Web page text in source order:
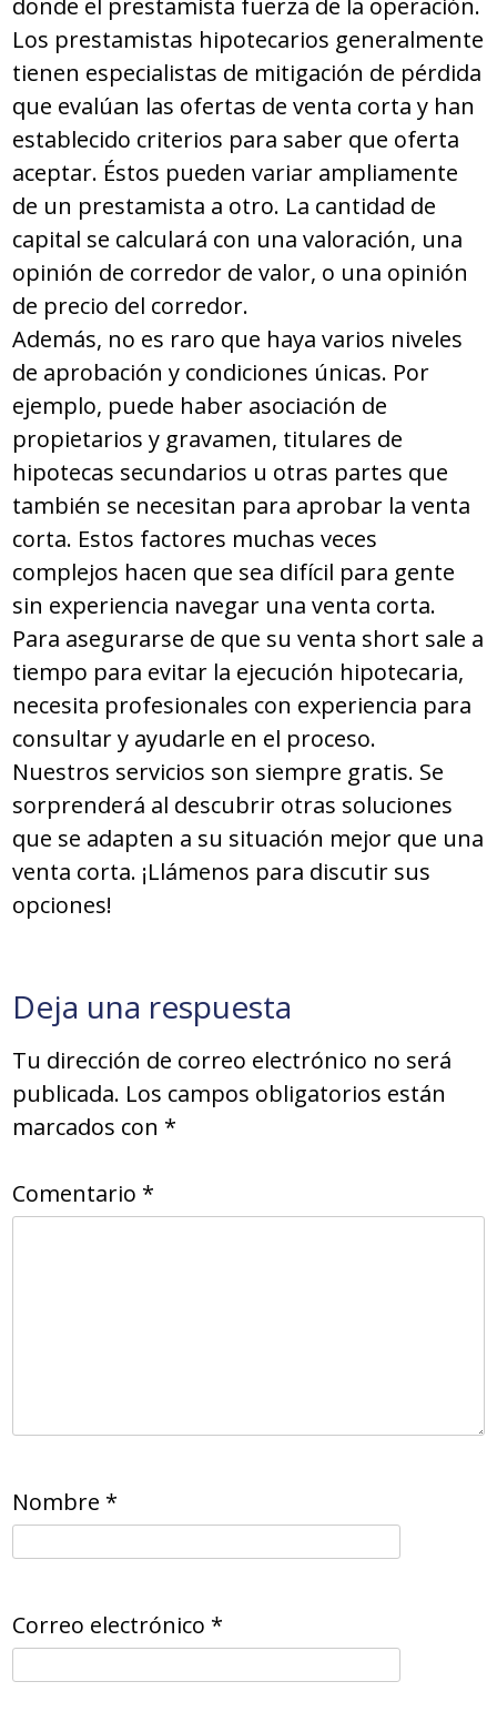
donde el prestamista fuerza de la operación.
Los prestamistas hipotecarios generalmente
tienen especialistas de mitigación de pérdida
que evalúan las ofertas de venta corta y han
establecido criterios para saber que oferta
aceptar. Éstos pueden variar ampliamente
de un prestamista a otro. La cantidad de
capital se calculará con una valoración, una
opinión de corredor de valor, o una opinión
de precio del corredor.
Además, no es raro que haya varios niveles
de aprobación y condiciones únicas. Por
ejemplo, puede haber asociación de
propietarios y gravamen, titulares de
hipotecas secundarios u otras partes que
también se necesitan para aprobar la venta
corta. Estos factores muchas veces
complejos hacen que sea difícil para gente
sin experiencia navegar una venta corta.
Para asegurarse de que su venta short sale a
tiempo para evitar la ejecución hipotecaria,
necesita profesionales con experiencia para
consultar y ayudarle en el proceso.
Nuestros servicios son siempre gratis. Se
sorprenderá al descubrir otras soluciones
que se adapten a su situación mejor que una
venta corta. ¡Llámenos para discutir sus
opciones!
Deja una respuesta
Tu dirección de correo electrónico no será
publicada. Los campos obligatorios están
marcados con *
Comentario *
Nombre *
Correo electrónico *